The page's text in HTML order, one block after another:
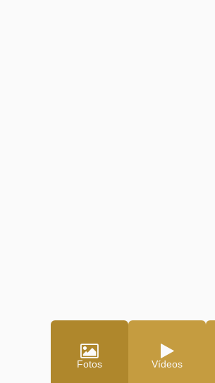
Fotos Vídeos